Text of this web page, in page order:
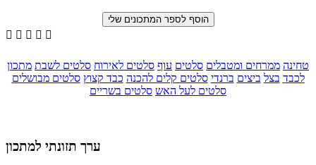
    
טחינה ממרחים ומטבלים סלטים עוף סלטים לאירוח סלטים לשבת מתכון
לכבד בצל ביצים ברנדי סלטים קלים להכנה כבד קצוץ סלטים מבושלים
סלטים לעל האש סלטים בשריים
ערך תזונתי למתכון